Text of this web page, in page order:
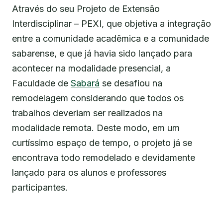
Através do seu Projeto de Extensão
Interdisciplinar – PEXI, que objetiva a integração
entre a comunidade acadêmica e a comunidade
sabarense, e que já havia sido lançado para
acontecer na modalidade presencial, a
Faculdade de Sabará se desafiou na
remodelagem considerando que todos os
trabalhos deveriam ser realizados na
modalidade remota. Deste modo, em um
curtíssimo espaço de tempo, o projeto já se
encontrava todo remodelado e devidamente
lançado para os alunos e professores
participantes.